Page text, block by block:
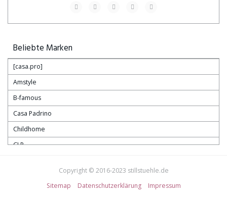
Beliebte Marken
[casa.pro]
Amstyle
B-famous
Casa Padrino
Childhome
CLP
Copyright © 2016-2023 stillstuehle.de
Sitemap
Datenschutzerklärung Impressum